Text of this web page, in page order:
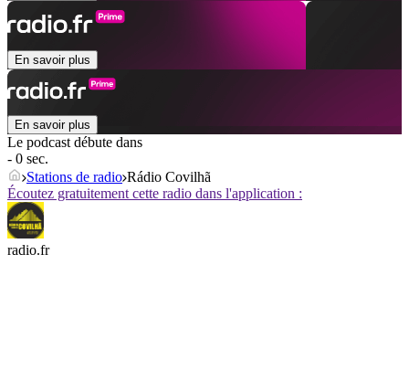
En savoir plus
En savoir plus
Le podcast débute dans
- 0 sec.
Stations de radio Rádio Covilhã
Écoutez gratuitement cette radio dans l'application :
radio.fr